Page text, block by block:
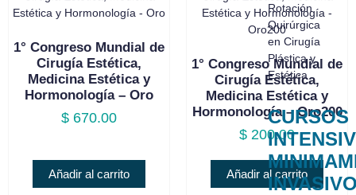
Rotación
Quirúrgica
en Cirugía
Plástica y
Estética
CURSOS
1° Congreso Mundial de
Cirugía Estética,
Medicina Estética y
Hormonología – Oro
$ 670.00
Añadir al carrito
1° Congreso Mundial de
Cirugía Estética,
Medicina Estética y
Hormonología – Oro200
$ 200.00
Añadir al carrito